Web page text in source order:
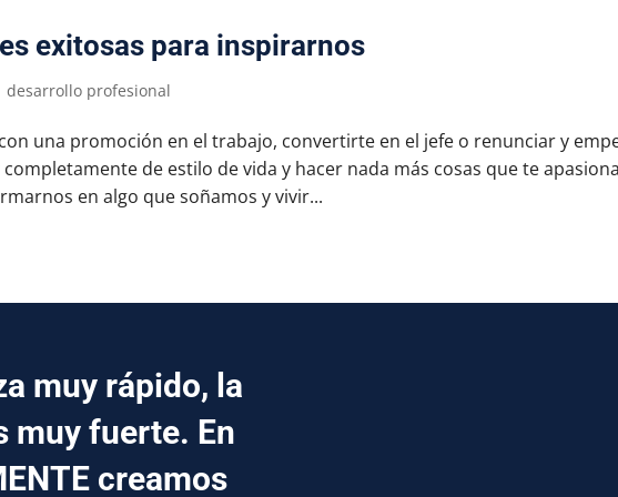
exitosas para inspirarnos
desarrollo profesional
una promoción en el trabajo, convertirte en el jefe o renunciar y
de estilo de vida y hacer nada más cosas que te
en algo que soñamos y vivir...
muy rápido, la
muy fuerte. En
creamos